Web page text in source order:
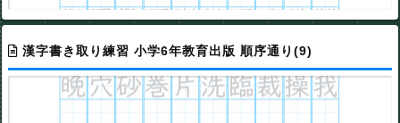
漢字書き取り練習 小学6年教育出版 順序通り(9)